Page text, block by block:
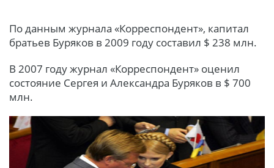
По данным журнала «Корреспондент», капитал
братьев Буряков в 2009 году составил $ 238 млн.
В 2007 году журнал «Корреспондент» оценил
состояние Сергея и Александра Буряков в $ 700
млн.